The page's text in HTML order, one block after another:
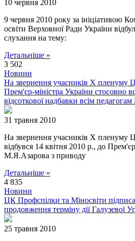
10 червня 2010
9 червня 2010 року за ініціативою
освіти Верховної Ради України
слухання на тему:
Детальніше »
3 502
Новини
На звернення учасників X пленуму
Прем'єр-міністра України стосовно
відсоткової надбавки всім
31 травня 2010
На звернення учасників X пленуму
відбувся 14 квітня 2010 р., до
М.Я.Азарова з приводу
Детальніше »
4 835
Новини
ЦК Профспілки та Міносвіти
продовження терміну дії Галузевої
25 травня 2010